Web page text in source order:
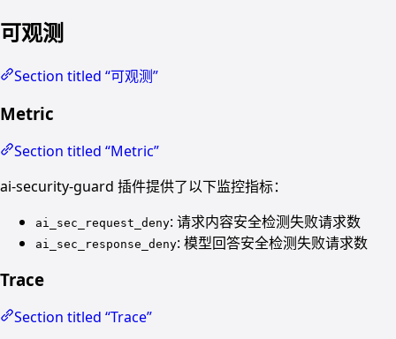
可观测
Section titled “可观测”
Metric
Section titled “Metric”
ai-security-guard 插件提供了以下监控指标：
ai_sec_request_deny: 请求内容安全检测失败请求数
ai_sec_response_deny: 模型回答安全检测失败请求数
Trace
Section titled “Trace”